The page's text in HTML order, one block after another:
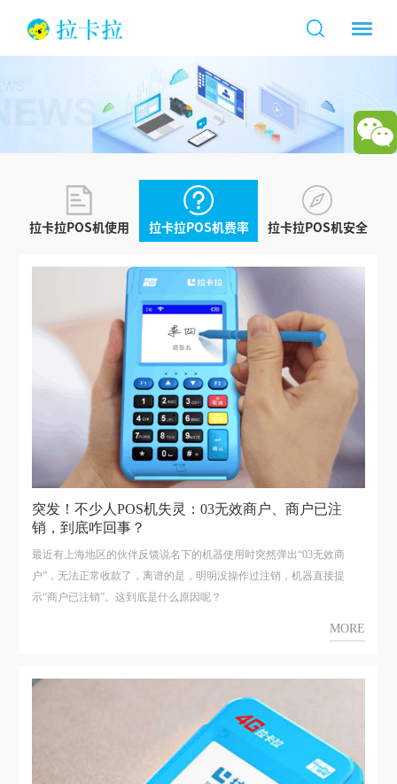
拉卡拉POS机使用 拉卡拉POS机费率 拉卡拉POS机安全
突发！不少人POS机失灵：03无效商户、商户已注
销，到底咋回事？
最近有上海地区的伙伴反馈说名下的机器使用时突然弹出“03无效商
户”，无法正常收款了，离谱的是，明明没操作过注销，机器直接提
示“商户已注销”。这到底是什么原因呢？
MORE